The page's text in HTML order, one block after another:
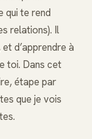
qui te rend
relations). Il
d’apprendre à
toi. Dans cet
étape par
que je vois